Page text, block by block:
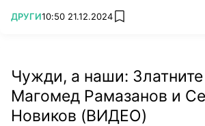
ПОВЕЧЕ ОТ
ДРУГИ10:50 21.12.2024 add favorites
Чужди, а наши: Златните
Магомед Рамазанов и
Новиков (ВИДЕО)